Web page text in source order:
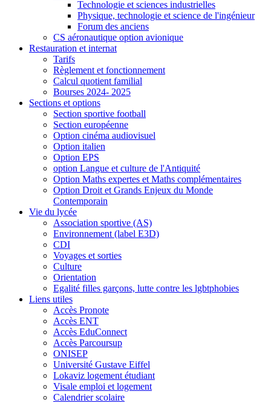
Technologie et sciences industrielles
Physique, technologie et science de l'ingénieur
Forum des anciens
CS aéronautique option avionique
Restauration et internat
Tarifs
Règlement et fonctionnement
Calcul quotient familial
Bourses 2024- 2025
Sections et options
Section sportive football
Section européenne
Option cinéma audiovisuel
Option italien
Option EPS
option Langue et culture de l'Antiquité
Option Maths expertes et Maths complémentaires
Option Droit et Grands Enjeux du Monde
Contemporain
Vie du lycée
Association sportive (AS)
Environnement (label E3D)
CDI
Voyages et sorties
Culture
Orientation
Egalité filles garçons, lutte contre les lgbtphobies
Liens utiles
Accès Pronote
Accès ENT
Accès EduConnect
Accès Parcoursup
ONISEP
Université Gustave Eiffel
Lokaviz logement étudiant
Visale emploi et logement
Calendrier scolaire